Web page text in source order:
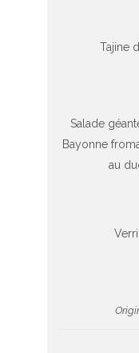
Tajine
Salade
Bayonne
au